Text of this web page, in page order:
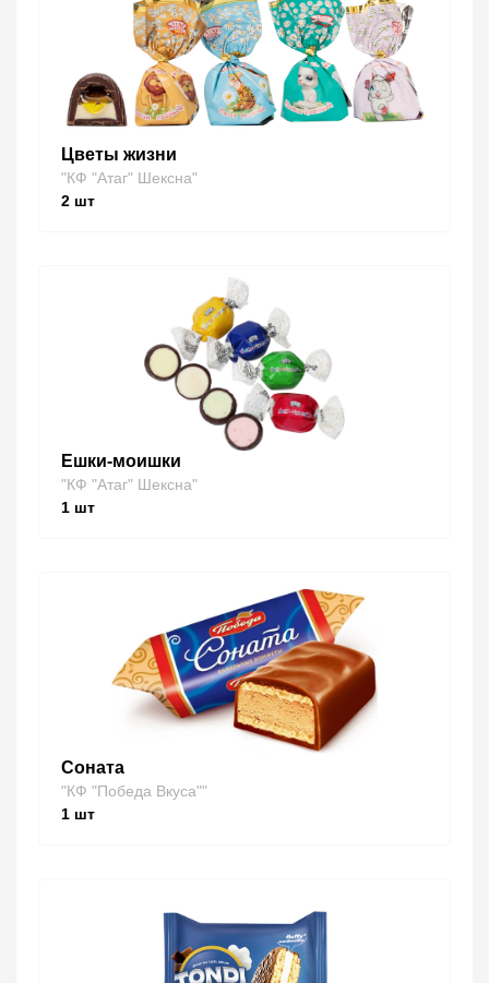
Цветы жизни
"КФ "Атаг" Шексна"
2 шт
Ешки-моишки
"КФ "Атаг" Шексна"
1 шт
Соната
"КФ "Победа Вкуса""
1 шт